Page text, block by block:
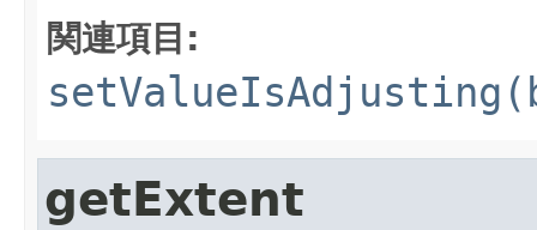
関連項目:
getExtent